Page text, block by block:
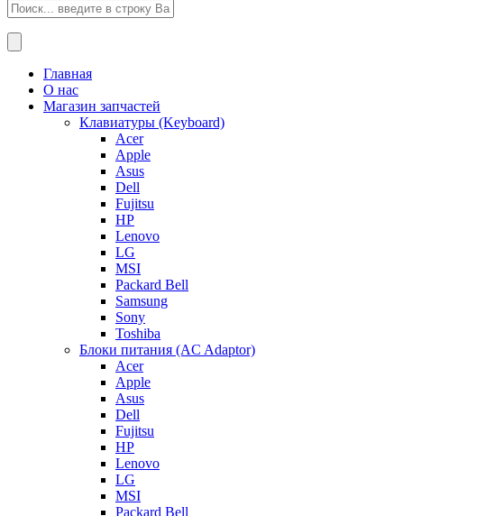
Главная
О нас
Магазин запчастей
Клавиатуры (Keyboard)
Acer
Apple
Asus
Dell
Fujitsu
HP
Lenovo
LG
MSI
Packard Bell
Samsung
Sony
Toshiba
Блоки питания (AC Adaptor)
Acer
Apple
Asus
Dell
Fujitsu
HP
Lenovo
LG
MSI
Packard Bell